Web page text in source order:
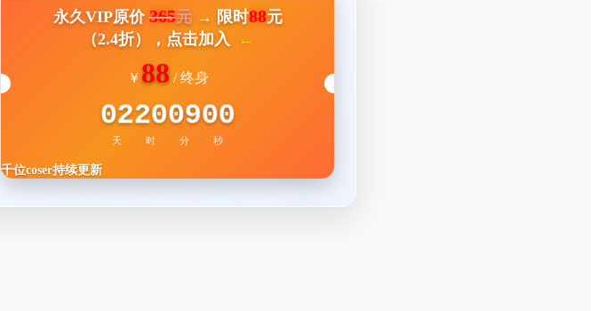
永久VIP原价365元→ 限时88元
（2.4折），点击加入
￥ 88 / 终身
02
天
20
时
08
分
59
秒
千位coser持续更新